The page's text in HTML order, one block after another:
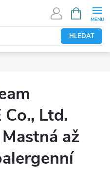
HLEDAT
NÁKUPNÍ
KOŠÍK
Ltd.
až